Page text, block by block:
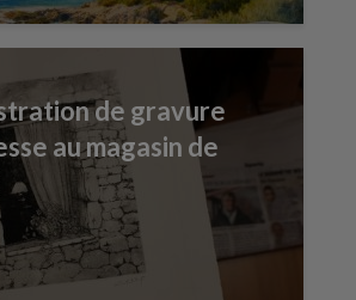
de gravure
au magasin de